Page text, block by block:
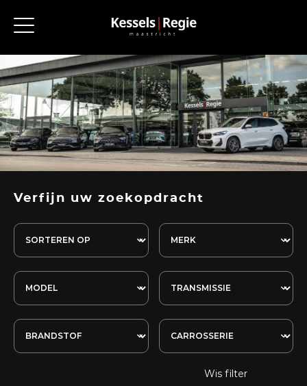
Verfijn uw zoekopdracht
Wis filter